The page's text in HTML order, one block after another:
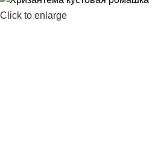
Click to enlarge